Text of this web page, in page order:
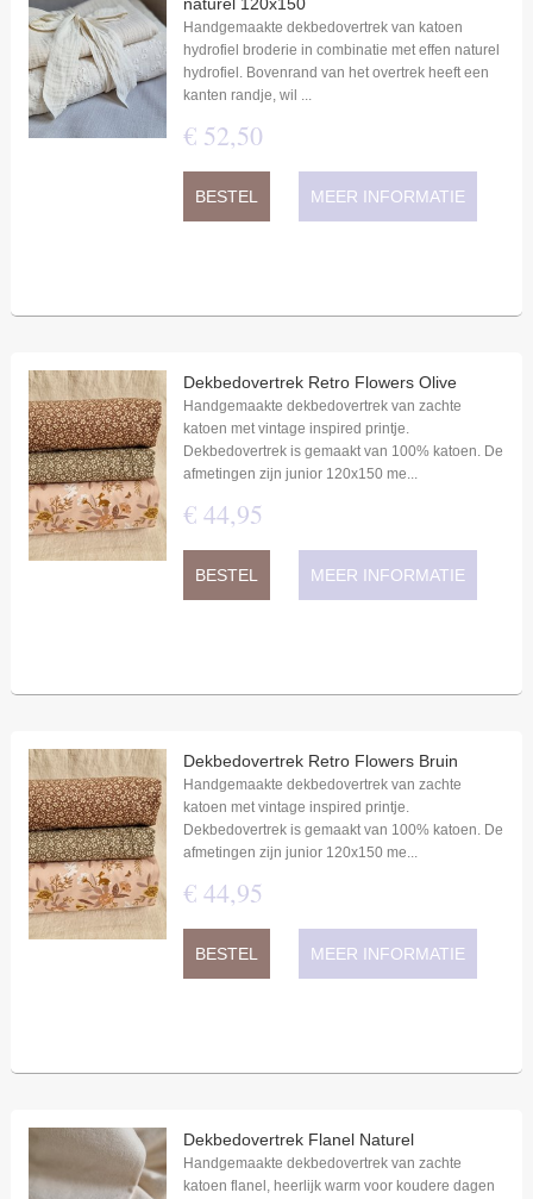
Handgemaakte dekbedovertrek van katoen
hydrofiel broderie in combinatie met effen naturel
hydrofiel. Bovenrand van het overtrek heeft een
kanten randje, wil ...
€ 52,50
BESTEL MEER INFORMATIE
Dekbedovertrek Retro Flowers Olive
Handgemaakte dekbedovertrek van zachte
katoen met vintage inspired printje.
Dekbedovertrek is gemaakt van 100% katoen. De
afmetingen zijn junior 120x150 me...
€ 44,95
BESTEL MEER INFORMATIE
Dekbedovertrek Retro Flowers Bruin
Handgemaakte dekbedovertrek van zachte
katoen met vintage inspired printje.
Dekbedovertrek is gemaakt van 100% katoen. De
afmetingen zijn junior 120x150 me...
€ 44,95
BESTEL MEER INFORMATIE
Dekbedovertrek Flanel Naturel
Handgemaakte dekbedovertrek van zachte
katoen flanel, heerlijk warm voor koudere dagen